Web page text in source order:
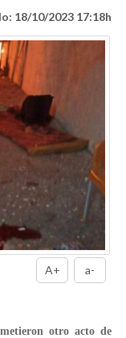
18/10/2023 17:18h
A+ a-
otro acto de